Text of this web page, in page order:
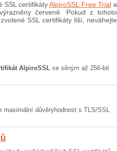
SSL certifikátyAlpiroSSL Free Triala
červeně. Pokud z tohoto
SSL certifikáty liší, neváhejte
AlpiroSSL se silným až 256-bit
maximální důvěryhodnost s TLS/SSL